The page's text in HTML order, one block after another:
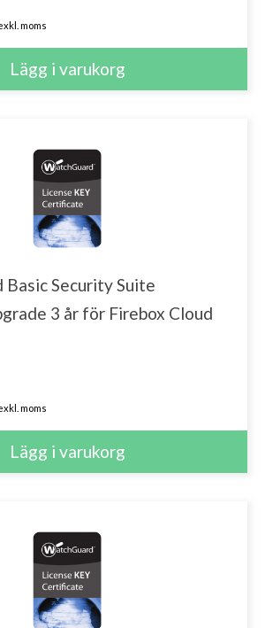
moms
Basic Security Suite
3 år för Firebox Cloud
moms